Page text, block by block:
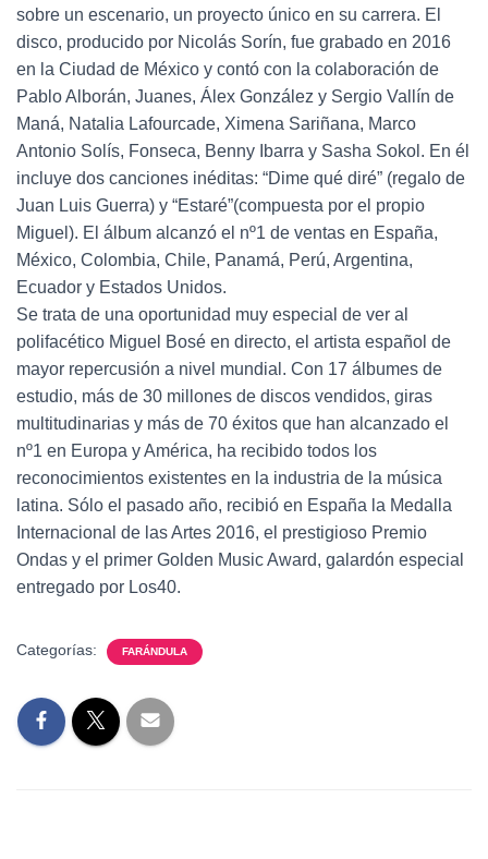
sobre un escenario, un proyecto único en su carrera. El
disco, producido por Nicolás Sorín, fue grabado en 2016
en la Ciudad de México y contó con la colaboración de
Pablo Alborán, Juanes, Álex González y Sergio Vallín de
Maná, Natalia Lafourcade, Ximena Sariñana, Marco
Antonio Solís, Fonseca, Benny Ibarra y Sasha Sokol. En él
incluye dos canciones inéditas: “Dime qué diré” (regalo de
Juan Luis Guerra) y “Estaré”(compuesta por el propio
Miguel). El álbum alcanzó el nº1 de ventas en España,
México, Colombia, Chile, Panamá, Perú, Argentina,
Ecuador y Estados Unidos.
Se trata de una oportunidad muy especial de ver al
polifacético Miguel Bosé en directo, el artista español de
mayor repercusión a nivel mundial. Con 17 álbumes de
estudio, más de 30 millones de discos vendidos, giras
multitudinarias y más de 70 éxitos que han alcanzado el
nº1 en Europa y América, ha recibido todos los
reconocimientos existentes en la industria de la música
latina. Sólo el pasado año, recibió en España la Medalla
Internacional de las Artes 2016, el prestigioso Premio
Ondas y el primer Golden Music Award, galardón especial
entregado por Los40.
Categorías: FARÁNDULA